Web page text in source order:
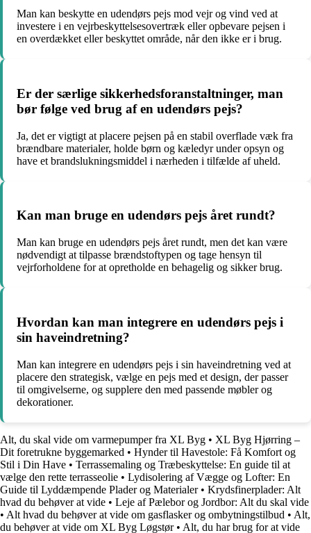
Man kan beskytte en udendørs pejs mod vejr og vind ved at
investere i en vejrbeskyttelsesovertræk eller opbevare pejsen i
en overdækket eller beskyttet område, når den ikke er i brug.
Er der særlige sikkerhedsforanstaltninger, man
bør følge ved brug af en udendørs pejs?
Ja, det er vigtigt at placere pejsen på en stabil overflade væk fra
brændbare materialer, holde børn og kæledyr under opsyn og
have et brandslukningsmiddel i nærheden i tilfælde af uheld.
Kan man bruge en udendørs pejs året rundt?
Man kan bruge en udendørs pejs året rundt, men det kan være
nødvendigt at tilpasse brændstoftypen og tage hensyn til
vejrforholdene for at opretholde en behagelig og sikker brug.
Hvordan kan man integrere en udendørs pejs i
sin haveindretning?
Man kan integrere en udendørs pejs i sin haveindretning ved at
placere den strategisk, vælge en pejs med et design, der passer
til omgivelserne, og supplere den med passende møbler og
dekorationer.
Alt, du skal vide om varmepumper fra XL Byg • XL Byg Hjørring –
Dit foretrukne byggemarked • Hynder til Havestole: Få Komfort og
Stil i Din Have • Terrassemaling og Træbeskyttelse: En guide til at
vælge den rette terrasseolie • Lydisolering af Vægge og Lofter: En
Guide til Lyddæmpende Plader og Materialer• Krydsfinerplader: Alt
hvad du behøver at vide • Leje af Pælebor og Jordbor: Alt du skal vide
• Alt hvad du behøver at vide om gasflasker og ombytningstilbud • Alt,
du behøver at vide om XL Byg Løgstør• Alt, du har brug for at vide